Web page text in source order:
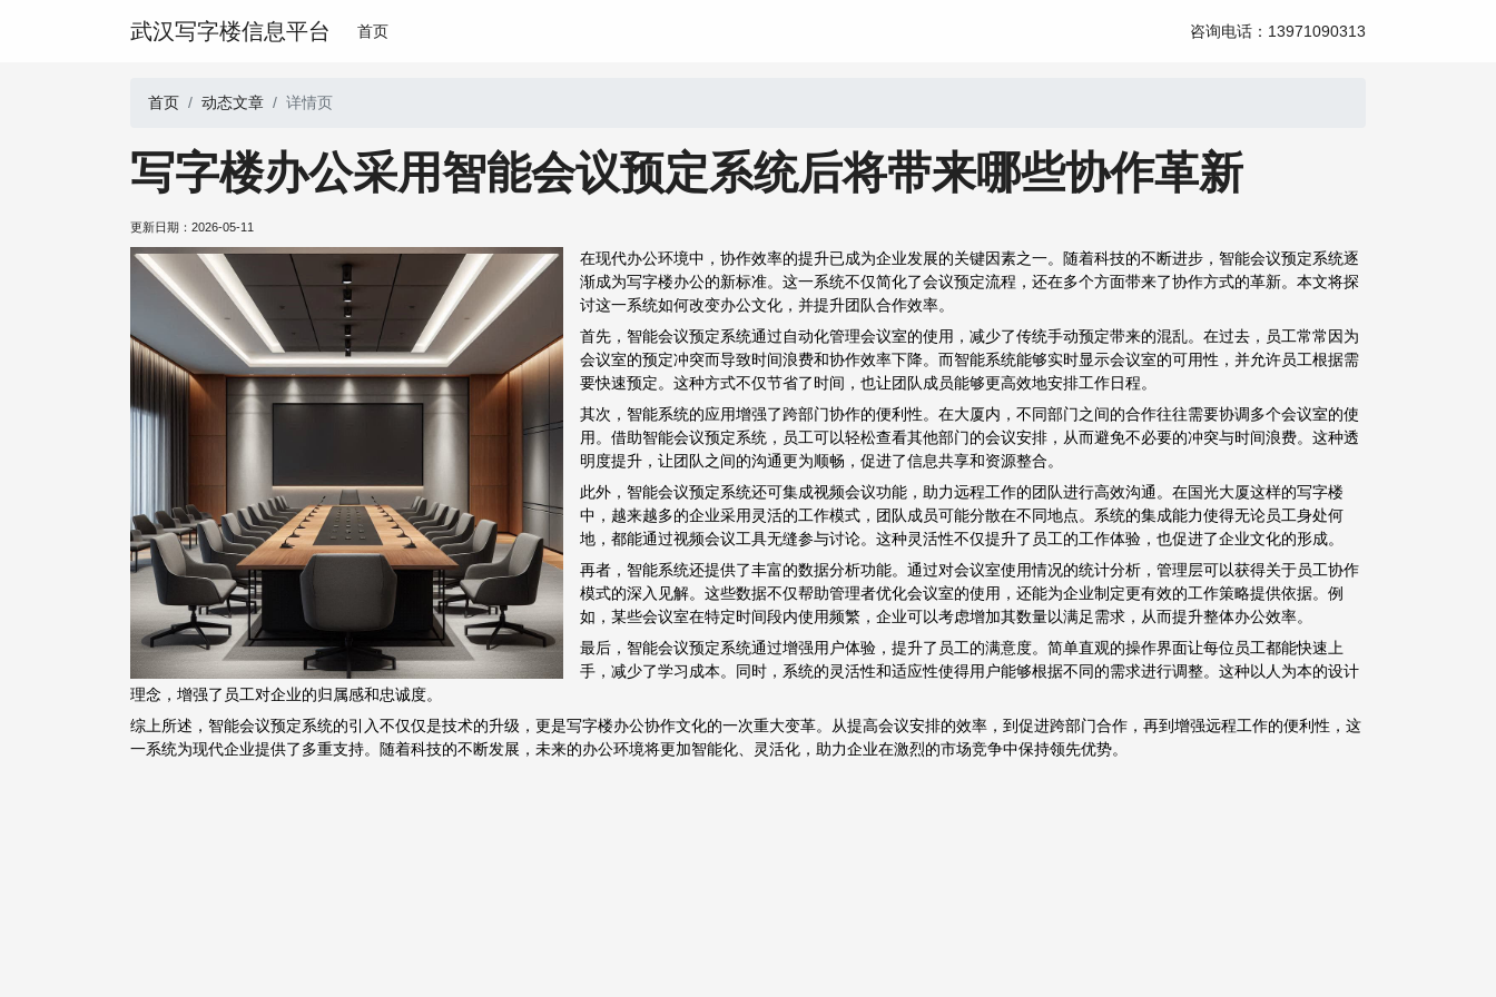
武汉写字楼信息平台 首页 咨询电话：13971090313
首页 动态文章 详情页
写字楼办公采用智能会议预定系统后将带来哪些协作革新
更新日期： 2026-05-11
在现代办公环境中，协作效率的提升已成为企业发展的关键因素之一。随着科技的不断进步，智能会议预定系统逐
渐成为写字楼办公的新标准。这一系统不仅简化了会议预定流程，还在多个方面带来了协作方式的革新。本文将探
讨这一系统如何改变办公文化，并提升团队合作效率。
首先，智能会议预定系统通过自动化管理会议室的使用，减少了传统手动预定带来的混乱。在过去，员工常常因为
会议室的预定冲突而导致时间浪费和协作效率下降。而智能系统能够实时显示会议室的可用性，并允许员工根据需
要快速预定。这种方式不仅节省了时间，也让团队成员能够更高效地安排工作日程。
其次，智能系统的应用增强了跨部门协作的便利性。在大厦内，不同部门之间的合作往往需要协调多个会议室的使
用。借助智能会议预定系统，员工可以轻松查看其他部门的会议安排，从而避免不必要的冲突与时间浪费。这种透
明度提升，让团队之间的沟通更为顺畅，促进了信息共享和资源整合。
此外，智能会议预定系统还可集成视频会议功能，助力远程工作的团队进行高效沟通。在国光大厦这样的写字楼
中，越来越多的企业采用灵活的工作模式，团队成员可能分散在不同地点。系统的集成能力使得无论员工身处何
地，都能通过视频会议工具无缝参与讨论。这种灵活性不仅提升了员工的工作体验，也促进了企业文化的形成。
再者，智能系统还提供了丰富的数据分析功能。通过对会议室使用情况的统计分析，管理层可以获得关于员工协作
模式的深入见解。这些数据不仅帮助管理者优化会议室的使用，还能为企业制定更有效的工作策略提供依据。例
如，某些会议室在特定时间段内使用频繁，企业可以考虑增加其数量以满足需求，从而提升整体办公效率。
最后，智能会议预定系统通过增强用户体验，提升了员工的满意度。简单直观的操作界面让每位员工都能快速上
手，减少了学习成本。同时，系统的灵活性和适应性使得用户能够根据不同的需求进行调整。这种以人为本的设计
理念，增强了员工对企业的归属感和忠诚度。
综上所述，智能会议预定系统的引入不仅仅是技术的升级，更是写字楼办公协作文化的一次重大变革。从提高会议安排的效率，到促进跨部门合作，再到增强远程工作的便利性，这
一系统为现代企业提供了多重支持。随着科技的不断发展，未来的办公环境将更加智能化、灵活化，助力企业在激烈的市场竞争中保持领先优势。